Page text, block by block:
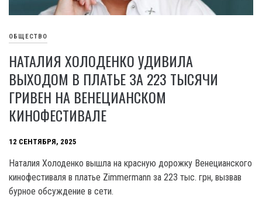
ОБЩЕСТВО
НАТАЛИЯ ХОЛОДЕНКО УДИВИЛА
ВЫХОДОМ В ПЛАТЬЕ ЗА 223 ТЫСЯЧИ
ГРИВЕН НА ВЕНЕЦИАНСКОМ
КИНОФЕСТИВАЛЕ
12 СЕНТЯБРЯ, 2025
Наталия Холоденко вышла на красную дорожку Венецианского
кинофестиваля в платье Zimmermann за 223 тыс. грн, вызвав
бурное обсуждение в сети.